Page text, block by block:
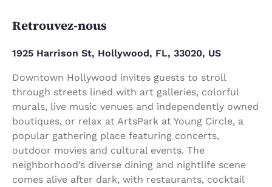
Retrouvez-nous
1925 Harrison St, Hollywood, FL, 33020, US
Downtown Hollywood invites guests to stroll
through streets lined with art galleries, colorful
murals, live music venues and independently owned
boutiques, or relax at ArtsPark at Young Circle, a
popular gathering place featuring concerts,
outdoor movies and cultural events. The
neighborhood’s diverse dining and nightlife scene
comes alive after dark, with restaurants, cocktail